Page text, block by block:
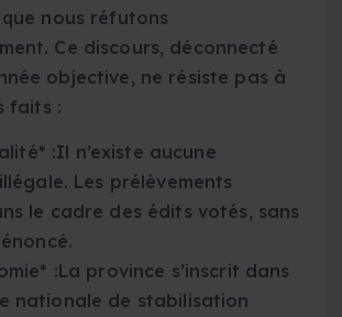
nous réfutons
Ce discours, déconnecté
objective, ne résiste pas à
faits :
:Il n’existe aucune
Les prélèvements
le cadre des édits votés, sans
:La province s’inscrit dans
nationale de stabilisation